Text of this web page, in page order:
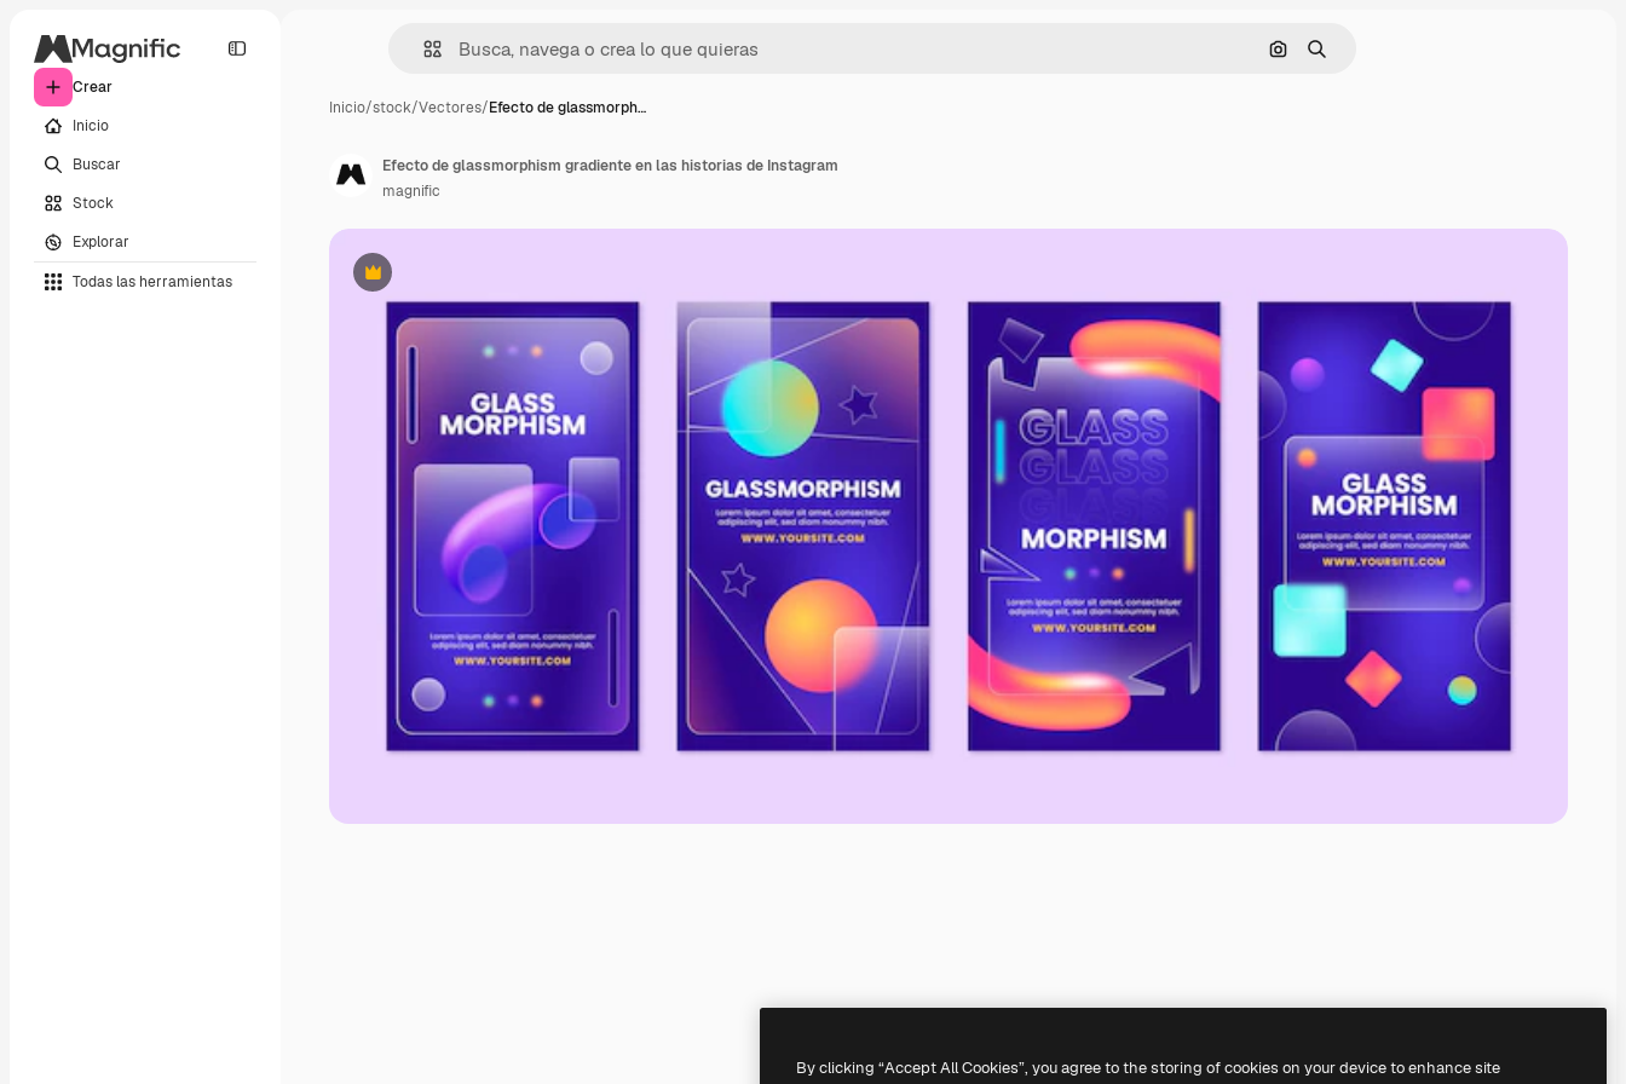
Crear
Inicio
Buscar
Stock
Explorar
Todas las herramientas
Buscar por imagen
Buscar
Inicio/stock/Vectores/Efecto de glassmorph…
Premium
Efecto de glassmorphism gradiente en las historias de Instagram
magnific
By clicking “Accept All Cookies”, you agree to the storing of cookies on your device to enhance site